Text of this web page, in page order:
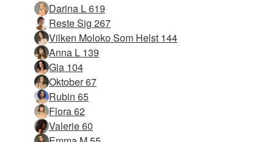
Darina L 619
Reste Sig 267
Vilken Moloko Som Helst 144
Anna L 139
Gia 104
Oktober 67
Rubin 65
Flora 62
Valerie 60